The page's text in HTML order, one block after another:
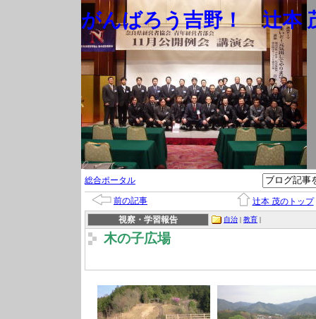
がんばろう吉野！ 辻本
総合ポータル
前の記事
辻本 茂のトップ
視察・学習報告
自治 | 教育 |
木の子広場